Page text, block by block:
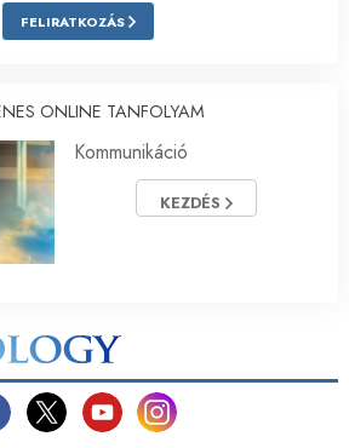
FELIRATKOZÁS
ONLINE TANFOLYAM
Kommunikáció
KEZDÉS